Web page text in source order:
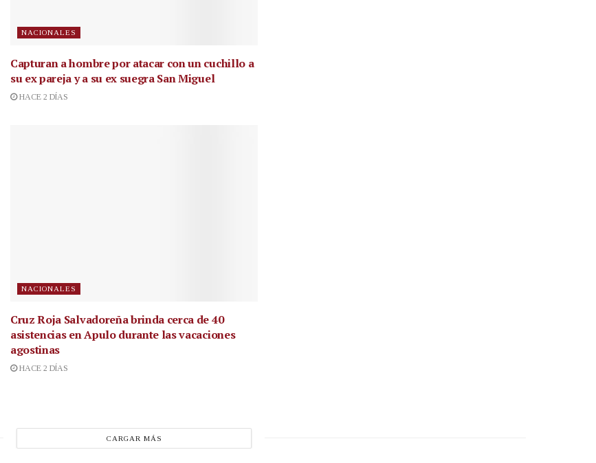
NACIONALES
Capturan a hombre por atacar con un cuchillo a
su ex pareja y a su ex suegra San Miguel
HACE 2 DÍAS
NACIONALES
Cruz Roja Salvadoreña brinda cerca de 40
asistencias en Apulo durante las vacaciones
agostinas
HACE 2 DÍAS
CARGAR MÁS